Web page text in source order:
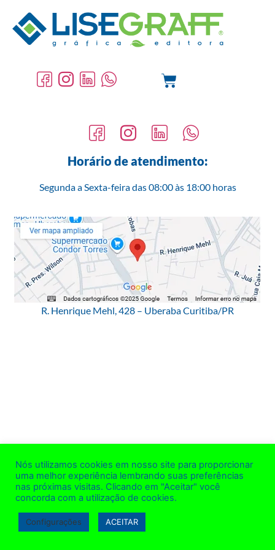
Tag:#tinta
Horário de atendimento:
Segunda a Sexta-feira das 08:00 às 18:00 horas
R. Henrique Mehl, 428 – Uberaba Curitiba/PR
Nós utilizamos cookies em nosso site para proporcionar
uma melhor experiência lembrando suas preferências
nas próximas visitas. Clicando em "Aceitar" você
concorda com a utilização de cookies.
Configurações ACEITAR